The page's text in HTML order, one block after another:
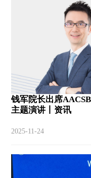
钱军院长出席
主题演讲丨资讯
2025-11-24